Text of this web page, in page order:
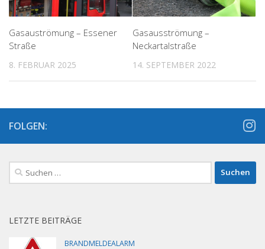
Gasauströmung – Essener
Straße
8. FEBRUAR 2025
Gasausströmung –
Neckartalstraße
14. SEPTEMBER 2022
FOLGEN:
Suchen
nach:
LETZTE BEITRÄGE
BRANDMELDEALARM